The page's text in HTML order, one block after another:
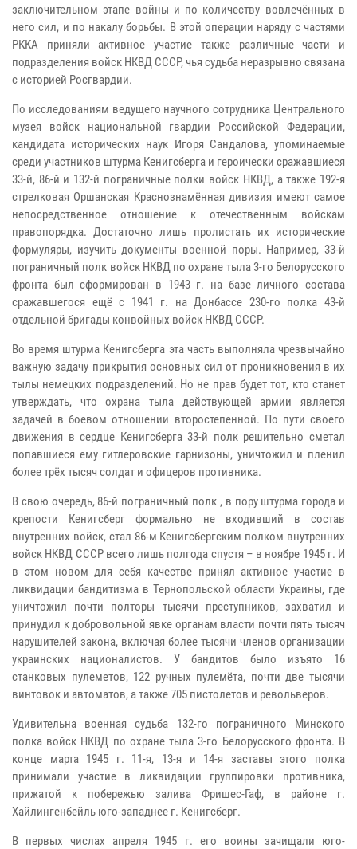
заключительном этапе войны и по количеству вовлечённых в
него сил, и по накалу борьбы. В этой операции наряду с частями
РККА приняли активное участие также различные части и
подразделения войск НКВД СССР, чья судьба неразрывно связана
с историей Росгвардии.
По исследованиям ведущего научного сотрудника Центрального
музея войск национальной гвардии Российской Федерации,
кандидата исторических наук Игоря Сандалова, упоминаемые
среди участников штурма Кенигсберга и героически сражавшиеся
33-й, 86-й и 132-й пограничные полки войск НКВД, а также 192-я
стрелковая Оршанская Краснознамённая дивизия имеют самое
непосредственное отношение к отечественным войскам
правопорядка. Достаточно лишь пролистать их исторические
формуляры, изучить документы военной поры. Например, 33-й
пограничный полк войск НКВД по охране тыла 3-го Белорусского
фронта был сформирован в 1943 г. на базе личного состава
сражавшегося ещё с 1941 г. на Донбассе 230-го полка 43-й
отдельной бригады конвойных войск НКВД СССР.
Во время штурма Кенигсберга эта часть выполняла чрезвычайно
важную задачу прикрытия основных сил от проникновения в их
тылы немецких подразделений. Но не прав будет тот, кто станет
утверждать, что охрана тыла действующей армии является
задачей в боевом отношении второстепенной. По пути своего
движения в сердце Кенигсберга 33-й полк решительно сметал
попавшиеся ему гитлеровские гарнизоны, уничтожил и пленил
более трёх тысяч солдат и офицеров противника.
В свою очередь, 86-й пограничный полк , в пору штурма города и
крепости Кенигсберг формально не входивший в состав
внутренних войск, стал 86-м Кенигсбергским полком внутренних
войск НКВД СССР всего лишь полгода спустя – в ноябре 1945 г. И
в этом новом для себя качестве принял активное участие в
ликвидации бандитизма в Тернопольской области Украины, где
уничтожил почти полторы тысячи преступников, захватил и
принудил к добровольной явке органам власти почти пять тысяч
нарушителей закона, включая более тысячи членов организации
украинских националистов. У бандитов было изъято 16
станковых пулеметов, 122 ручных пулемёта, почти две тысячи
винтовок и автоматов, а также 705 пистолетов и револьверов.
Удивительна военная судьба 132-го пограничного Минского
полка войск НКВД по охране тыла 3-го Белорусского фронта. В
конце марта 1945 г. 11-я, 13-я и 14-я заставы этого полка
принимали участие в ликвидации группировки противника,
прижатой к побережью залива Фришес-Гаф, в районе г.
Хайлингенбейль юго-западнее г. Кенигсберг.
В первых числах апреля 1945 г. его воины зачищали юго-